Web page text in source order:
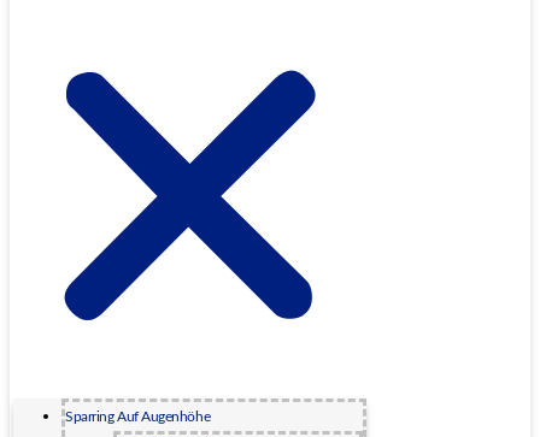
Sparring Auf Augenhöhe